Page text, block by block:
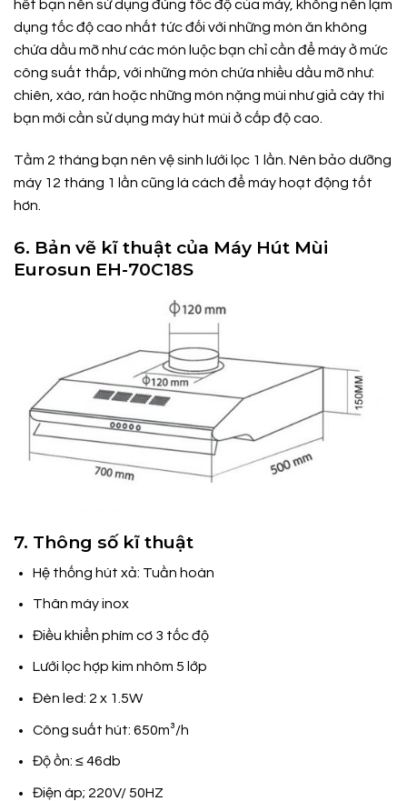
hết bạn nên sử dụng đúng tốc độ của máy, không nên lạm
dụng tốc độ cao nhất tức đối với những món ăn không
chứa dầu mỡ như các món luộc bạn chỉ cần để máy ở mức
công suất thấp, với những món chứa nhiều dầu mỡ như:
chiên, xào, rán hoặc những món nặng mùi như giả cày thì
bạn mới cần sử dụng máy hút mùi ở cấp độ cao.
Tầm 2 tháng bạn nên vệ sinh lưới lọc 1 lần. Nên bảo dưỡng
máy 12 tháng 1 lần cũng là cách để máy hoạt động tốt
hơn.
6. Bản vẽ kĩ thuật của Máy Hút Mùi
Eurosun EH-70C18S
7. Thông số kĩ thuật
Hệ thống hút xả: Tuần hoàn
Thân máy inox
Điều khiển phím cơ 3 tốc độ
Lưới lọc hợp kim nhôm 5 lớp
Đèn led: 2 x 1.5W
Công suất hút: 650m³/h
Độ ồn: ≤ 46db
Điện áp; 220V/ 50HZ